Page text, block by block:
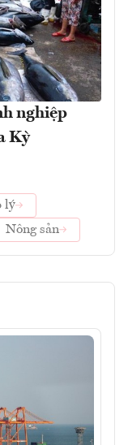
nghiệp
Kỳ
lý
Nông sản